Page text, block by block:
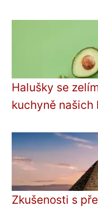
Halušky se
kuchyně našich
Zkušenosti s